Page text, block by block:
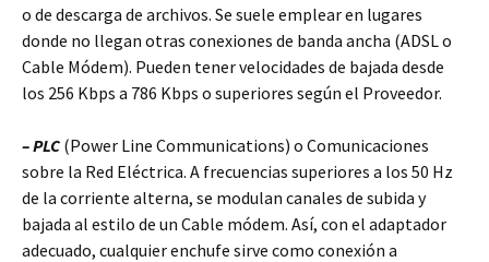
o de descarga de archivos. Se suele emplear en lugares
donde no llegan otras conexiones de banda ancha (ADSL o
Cable Módem). Pueden tener velocidades de bajada desde
los 256 Kbps a 786 Kbps o superiores según el Proveedor.
– PLC (Power Line Communications) o Comunicaciones
sobre la Red Eléctrica. A frecuencias superiores a los 50 Hz
de la corriente alterna, se modulan canales de subida y
bajada al estilo de un Cable módem. Así, con el adaptador
adecuado, cualquier enchufe sirve como conexión a